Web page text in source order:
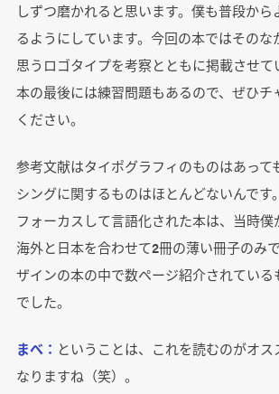
しずつ磨かれると思います。僕も普段から
るようにしています。今回の本ではそのな
思うロゴタイプを考察とともに掲載させて
本の最後には練習問題もあるので、ぜひチ
ください。
参考文献はタイポグラフィのものはあって
シングに関するものはほとんどないんです
フォーカスして言語化された本は、当時
海外と日本を合わせて2冊の薄い冊子のみ
ザインの本の中で数ページ紹介されている
でした。
まべ： ということは、これを読むのがオ
なりますね（笑）。